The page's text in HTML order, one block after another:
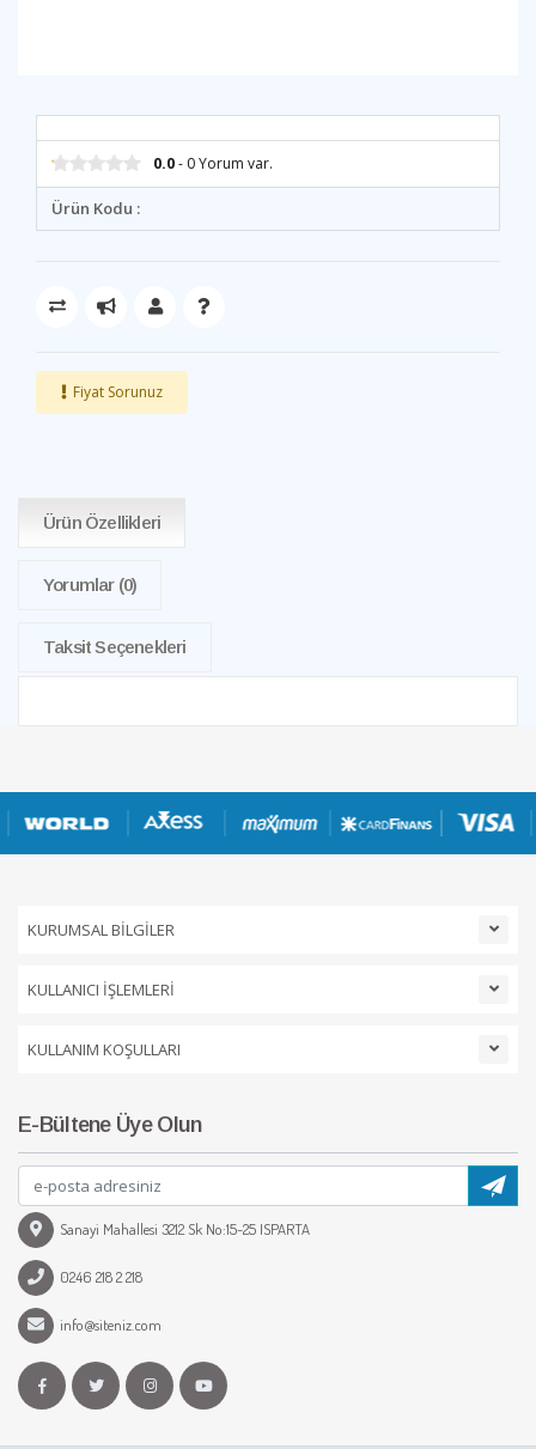
0.0- 0 Yorum var.
Ürün Kodu :
Fiyat Sorunuz
Ürün Özellikleri
Yorumlar (0)
Taksit Seçenekleri
KURUMSAL BİLGİLER
KULLANICI İŞLEMLERİ
KULLANIM KOŞULLARI
E-Bültene Üye Olun
Sanayi Mahallesi 3212 Sk No:15-25 ISPARTA
0246 218 2 218
info@siteniz.com